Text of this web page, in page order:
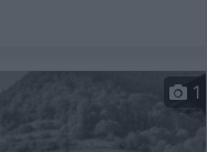
1